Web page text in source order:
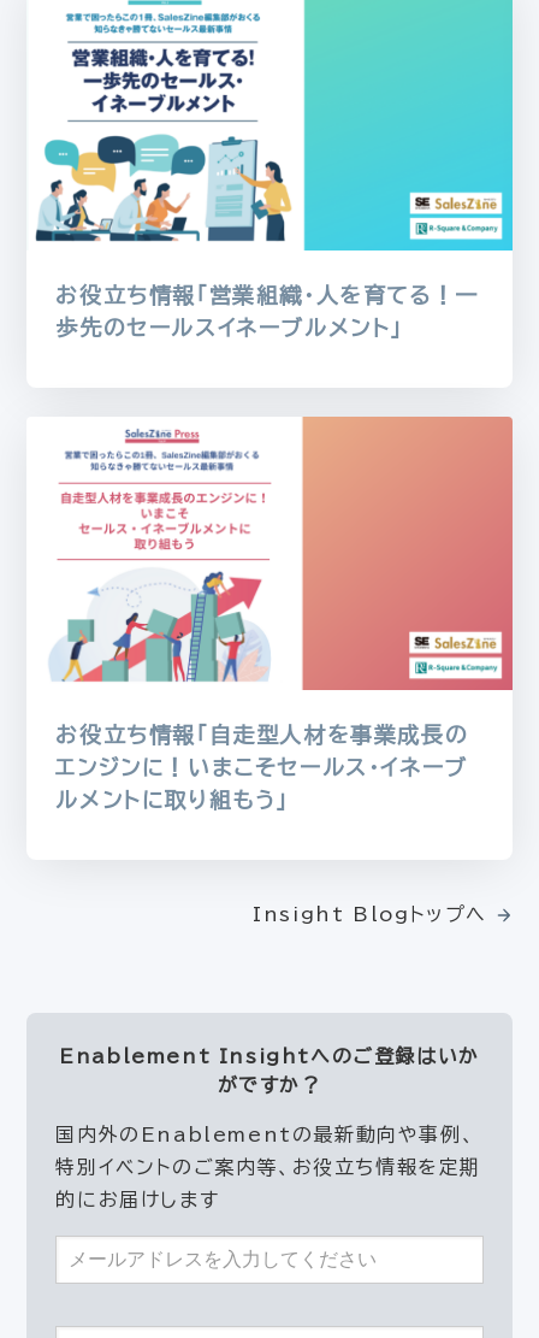
お役立ち情報「営業組織・人を育てる！一
歩先のセールスイネーブルメント」
お役立ち情報「自走型人材を事業成長の
エンジンに！いまこそセールス・イネーブ
ルメントに取り組もう」
Insight Blogトップへ
Enablement Insightへのご登録はいか
がですか？
国内外のEnablementの最新動向や事例、
特別イベントのご案内等、お役立ち情報を定期
的にお届けします